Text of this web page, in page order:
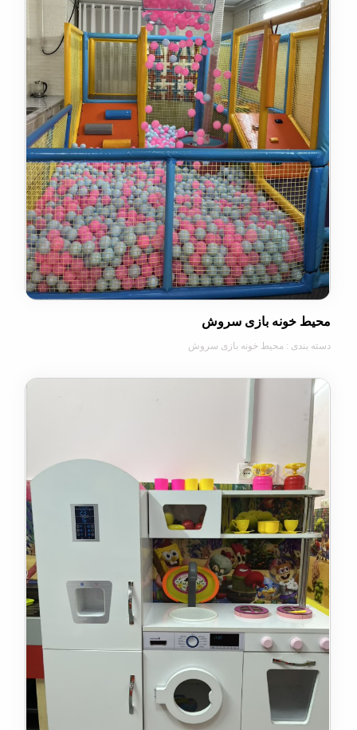
خونه بازی سروش
: محیط خونه بازی سروش